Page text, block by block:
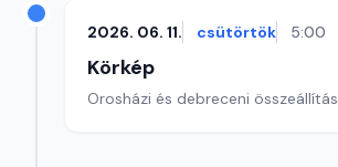
2026. 06. 11. csütörtök 5:00
Körkép
Orosházi és debreceni összeállítás